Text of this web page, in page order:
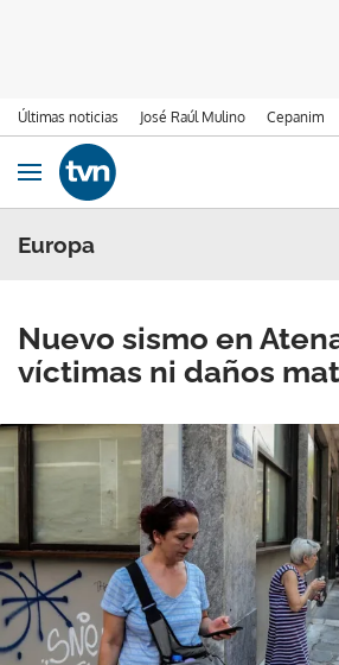
Últimas noticias José Raúl Mulino Cepanim
Ir al contenido
Obrir navegació
Europa
Nuevo sismo en
víctimas ni daños